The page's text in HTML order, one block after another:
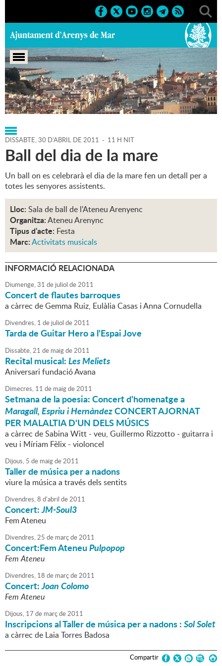
Portada > Regidories > Cultura > Agenda > 30-04-2011
DISSABTE,30 D'ABRIL DE 2011 - 11 H NIT
Ball del dia de la mare
Un ball on es celebrarà el dia de la mare fen un detall per a
totes les senyores assistents.
Lloc: Sala de ball de l'Ateneu Arenyenc
Organitza:Ateneu Arenync
Tipus d'acte: Festa
Marc:Activitats musicals
INFORMACIÓ RELACIONADA
Diumenge,31 de juliol de2011
Concert de flautes barroques
a càrrec de Gemma Ruiz, Eulàlia Casas i Anna Cornudella
Divendres, 1 de juliol de2011
Tarda de Guitar Hero a l'Espai Jove
Dissabte,21 de maigde2011
Recital musical:Les Meliets
Aniversari fundació Avana
Dimecres, 11 de maigde2011
Setmana de la poesia: Concert d'homenatge a
Maragall, Espriu i HernàndezCONCERT AJORNAT
PER MALALTIA D'UN DELS MÚSICS
a càrrec de Sabina Witt - veu, Guillermo Rizzotto - guitarra i
veu i Míriam Fèlix - violoncel
Dijous, 5 de maigde2011
Taller de música per a nadons
viure la música a través dels sentits
Divendres,8 d'abril de2011
Concert:JM-Soul3
Fem Ateneu
Divendres,25 de marçde2011
Concert:Fem AteneuPulpopop
Fem Ateneu
Divendres, 18 de marçde2011
Concert:Joan Colomo
Fem Ateneu
Dijous, 17 de marçde2011
Inscripcions al Taller de música per a nadons :Sol Solet
a càrrec de Laia Torres Badosa
Compartir